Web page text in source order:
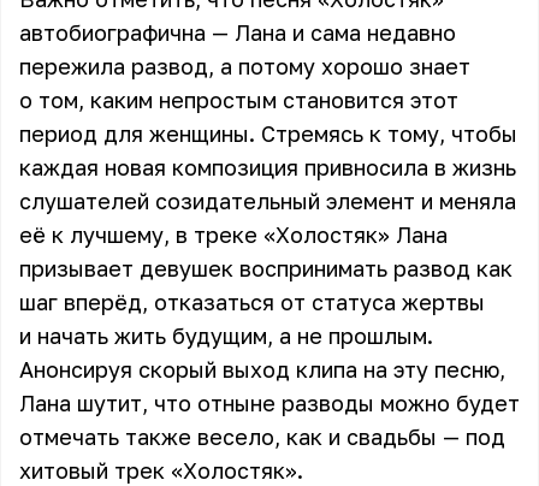
автобиографична — Лана и сама недавно
пережила развод, а потому хорошо знает
о том, каким непростым становится этот
период для женщины. Стремясь к тому, чтобы
каждая новая композиция привносила в жизнь
слушателей созидательный элемент и меняла
её к лучшему, в треке «Холостяк» Лана
призывает девушек воспринимать развод как
шаг вперёд, отказаться от статуса жертвы
и начать жить будущим, а не прошлым.
Анонсируя скорый выход клипа на эту песню,
Лана шутит, что отныне разводы можно будет
отмечать также весело, как и свадьбы — под
хитовый трек «Холостяк».